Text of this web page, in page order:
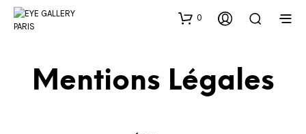
0
Mentions Légales